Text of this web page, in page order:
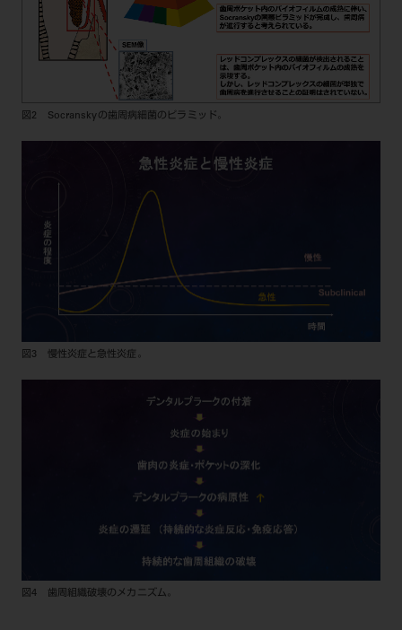
図2 Socranskyの歯周病細菌のピラミッド。
図3 慢性炎症と急性炎症。
図4 歯周組織破壊のメカニズム。